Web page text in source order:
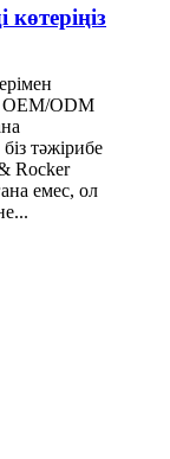
көтеріңіз
OEM/ODM
тәжірибе
Rocker
емес, ол